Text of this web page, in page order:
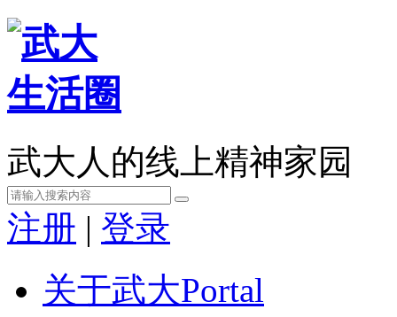
武大人的线上精神家园
注册 | 登录
关于武大Portal